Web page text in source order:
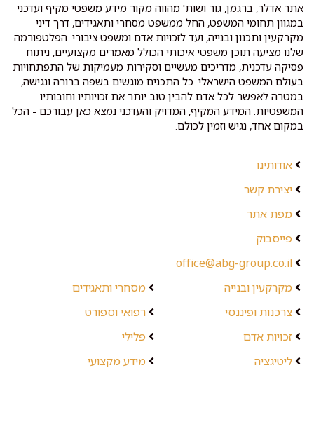
אתר אדלר, ברגמן, גור ושות' מהווה מקור מידע משפטי מקיף ועדכני
במגוון תחומי המשפט, החל ממשפט מסחרי ותאגידים, דרך דיני
מקרקעין ותכנון ובנייה, ועד לזכויות אדם ומשפט ציבורי. הפלטפורמה
שלנו מציעה תוכן משפטי איכותי הכולל מאמרים מקצועיים, ניתוח
פסיקה עדכנית, מדריכים מעשיים וסקירות מעמיקות של התפתחויות
בעולם המשפט הישראלי. כל התכנים מוגשים בשפה ברורה ונגישה,
במטרה לאפשר לכל אדם להבין טוב יותר את זכויותיו וחובותיו
המשפטיות. המידע המקיף, המדויק והעדכני נמצא כאן עבורכם - הכל
במקום אחד, נגיש וזמין לכולם.
אודותינו
יצירת קשר
מפת אתר
פייסבוק
office@abg-group.co.il
מקרקעין ובנייה
צרכנות ופיננסי
זכויות אדם
ליטיגציה
מסחרי ותאגידים
רפואי וספורט
פלילי
מידע מקצועי